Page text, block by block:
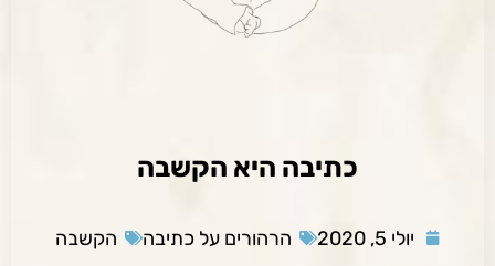
כתיבה היא הקשבה
יולי 5, 2020 הרהורים על כתיבה הקשבה